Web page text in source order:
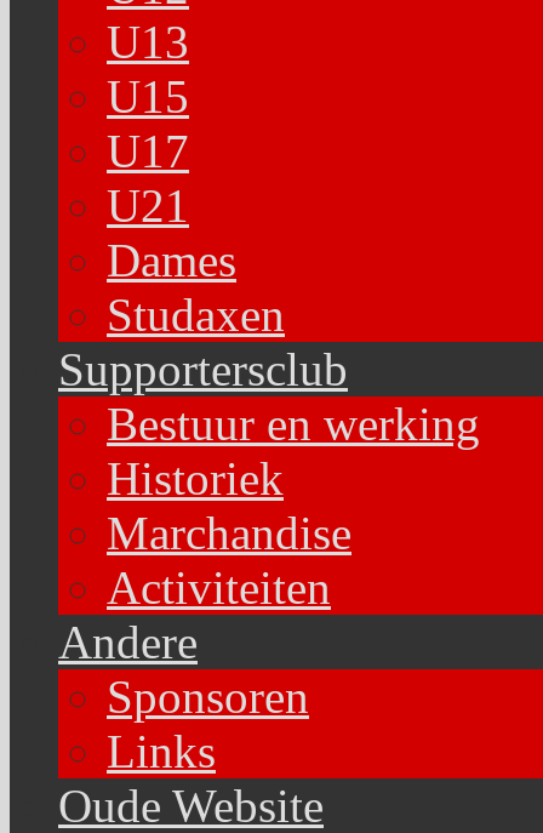
U13
U15
U17
U21
Dames
Studaxen
Supportersclub
Bestuur en werking
Historiek
Marchandise
Activiteiten
Andere
Sponsoren
Links
Oude Website